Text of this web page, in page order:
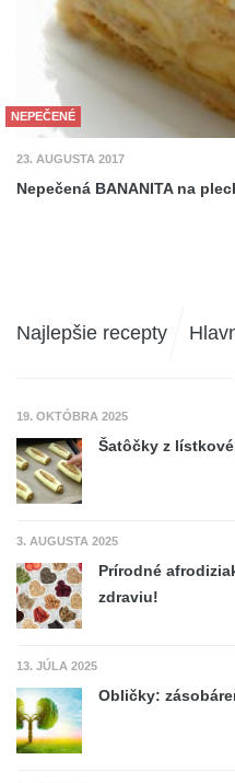
NEPEČENÉ
23. AUGUSTA 2017
Nepečená BANANITA na
Najlepšie recepty
19. OKTÓBRA 2025
Šatôčky z
3. AUGUSTA 2025
Prírodné
zdraviu!
13. JÚLA 2025
Obličky: